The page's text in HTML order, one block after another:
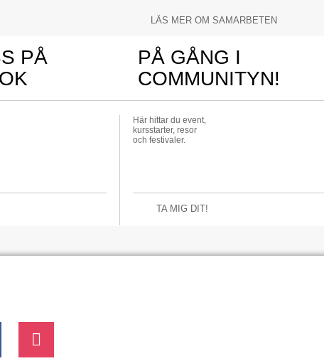
LÄS MER OM SAMARBETEN
PÅ
PÅ GÅNG I
COMMUNITYN!
Här hittar du event,
kursstarter, resor
och festivaler.
TA MIG DIT!